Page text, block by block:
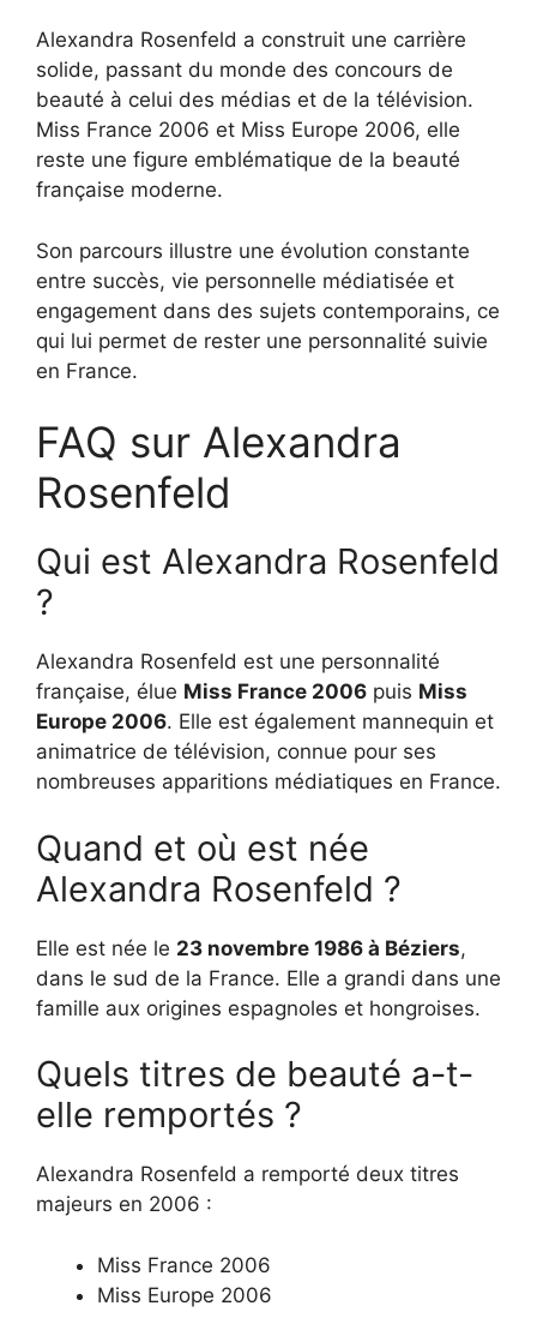
Alexandra Rosenfeld a construit une carrière
solide, passant du monde des concours de
beauté à celui des médias et de la télévision.
Miss France 2006 et Miss Europe 2006, elle
reste une figure emblématique de la beauté
française moderne.
Son parcours illustre une évolution constante
entre succès, vie personnelle médiatisée et
engagement dans des sujets contemporains, ce
qui lui permet de rester une personnalité suivie
en France.
FAQ sur Alexandra
Rosenfeld
Qui est Alexandra Rosenfeld
?
Alexandra Rosenfeld est une personnalité
française, élue Miss France 2006 puis Miss
Europe 2006. Elle est également mannequin et
animatrice de télévision, connue pour ses
nombreuses apparitions médiatiques en France.
Quand et où est née
Alexandra Rosenfeld ?
Elle est née le 23 novembre 1986 à Béziers,
dans le sud de la France. Elle a grandi dans une
famille aux origines espagnoles et hongroises.
Quels titres de beauté a-t-
elle remportés ?
Alexandra Rosenfeld a remporté deux titres
majeurs en 2006 :
Miss France 2006
Miss Europe 2006